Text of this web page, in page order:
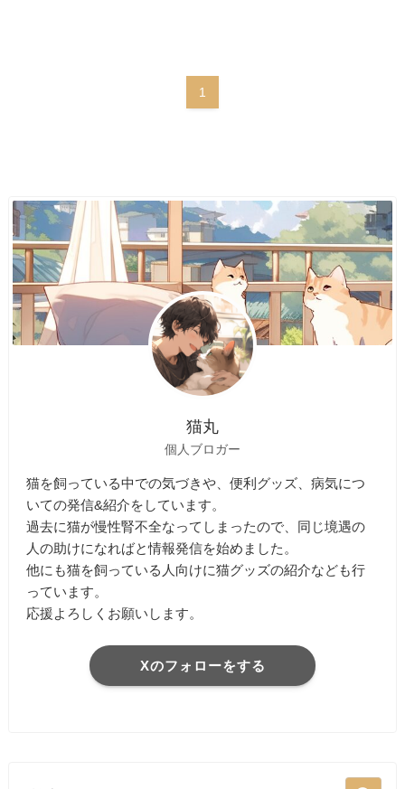
1
猫丸
個人ブロガー
猫を飼っている中での気づきや、便利グッズ、病気につ
いての発信&紹介をしています。
過去に猫が慢性腎不全なってしまったので、同じ境遇の
人の助けになればと情報発信を始めました。
他にも猫を飼っている人向けに猫グッズの紹介なども行
っています。
応援よろしくお願いします。
Xのフォローをする